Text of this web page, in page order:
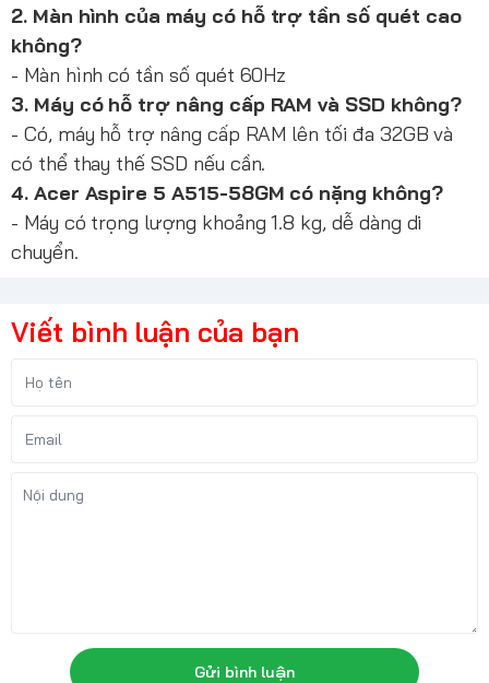
2. Màn hình của máy có hỗ trợ tần số quét cao
không?
- Màn hình có tần số quét 60Hz
3. Máy có hỗ trợ nâng cấp RAM và SSD không?
- Có, máy hỗ trợ nâng cấp RAM lên tối đa 32GB và
có thể thay thế SSD nếu cần.
4. Acer Aspire 5 A515-58GM có nặng không?
- Máy có trọng lượng khoảng 1.8 kg, dễ dàng di
chuyển.
Viết bình luận của bạn
Gửi bình luận